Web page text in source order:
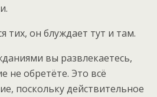
тих, он блуждает тут и там.
вы развлекаетесь,
не обретёте. Это всё
поскольку действительное